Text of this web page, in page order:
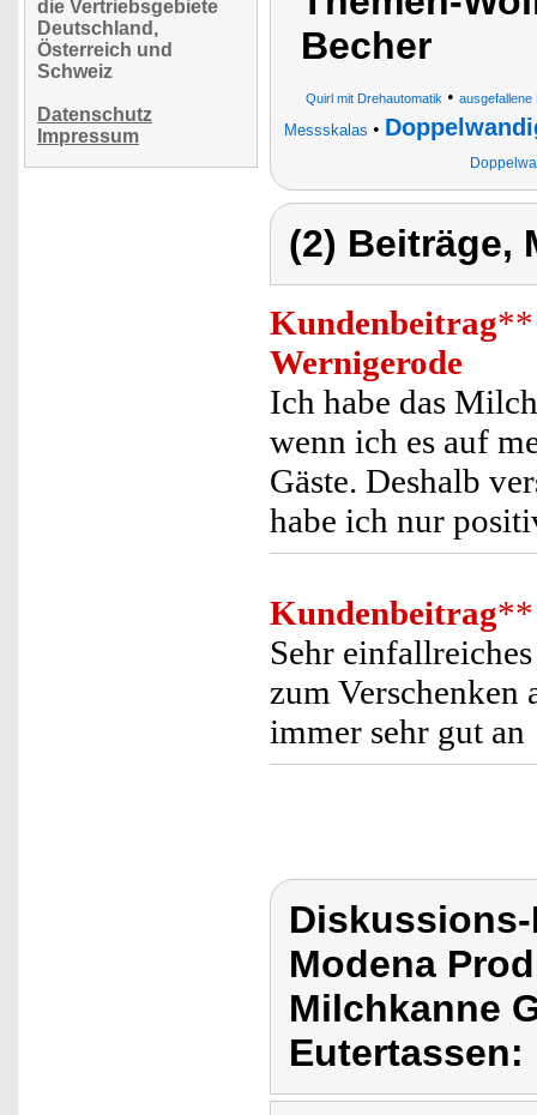
die Vertriebsgebiete
Deutschland,
Österreich und
Schweiz
Datenschutz
Impressum
Becher
Quirl mit Drehautomatik • ausgefallene
Messskalas •
(2) Beiträge,
Kundenbeitrag**
Wernigerode
Ich habe das
wenn ich es auf
Gäste. Deshalb
habe ich nur
Kundenbeitrag**
Sehr
zum Verschenken
immer sehr gut
Modena
Milchkanne
Eutertassen: